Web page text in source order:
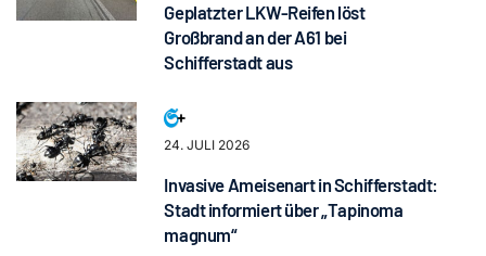
Geplatzter LKW-Reifen löst
Großbrand an der A61 bei
Schifferstadt aus
24. JULI 2026
Invasive Ameisenart in Schifferstadt:
Stadt informiert über „Tapinoma
magnum“